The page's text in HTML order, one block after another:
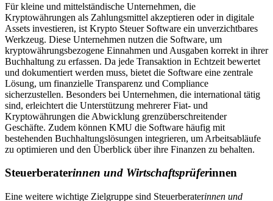
Für kleine und mittelständische Unternehmen, die
Kryptowährungen als Zahlungsmittel akzeptieren oder in digitale
Assets investieren, ist Krypto Steuer Software ein unverzichtbares
Werkzeug. Diese Unternehmen nutzen die Software, um
kryptowährungsbezogene Einnahmen und Ausgaben korrekt in ihrer
Buchhaltung zu erfassen. Da jede Transaktion in Echtzeit bewertet
und dokumentiert werden muss, bietet die Software eine zentrale
Lösung, um finanzielle Transparenz und Compliance
sicherzustellen. Besonders bei Unternehmen, die international tätig
sind, erleichtert die Unterstützung mehrerer Fiat- und
Kryptowährungen die Abwicklung grenzüberschreitender
Geschäfte. Zudem können KMU die Software häufig mit
bestehenden Buchhaltungslösungen integrieren, um Arbeitsabläufe
zu optimieren und den Überblick über ihre Finanzen zu behalten.
Steuerberaterinnen und Wirtschaftsprüferinnen
Eine weitere wichtige Zielgruppe sind Steuerberaterinnen und